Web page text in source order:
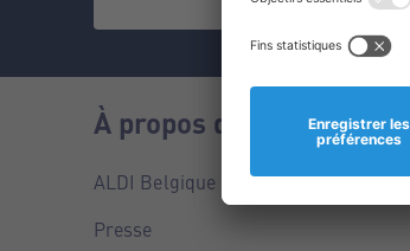
À propos de nous
ALDI Belgique
Presse